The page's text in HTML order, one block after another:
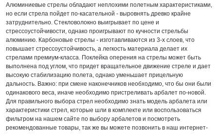
Алюминиевые стрелы обладают неплохими полетным характеристиками,
но если стрела пойдет по-касательной - выровнять древко крайне
затруднительно. Стекловолокно выигрывает по цене и
стрессоустойчивости, однако проигрывают по кучности стрельбы
алюминию. Карбоновые стрелы - изготавливаются из 3-х слоев, что
повышает стрессоустойчивость, а легкость материала делает их
стрелами премиум-класса. Поклейка оперения на стрелы может быть
выполнена под углом, что придет вращательное движение стреле и дает
высокую стабилизацию полета, однако уменьшает прицельную
дальность. Важно: при смене наконечников необходимо, что бы они были
одинакового веса, иначе необходимо пристреливать арбалет по-новой.
Для правильного выбора стрел необходимо знать модель арбалета или
характеристики стрел, которые шли в комплекте или воспользоваться
фильтром на нашем сайте по выбору арбалетов и посмотреть
рекомендованные товары, так же вы можете позвонить в наш интернет-